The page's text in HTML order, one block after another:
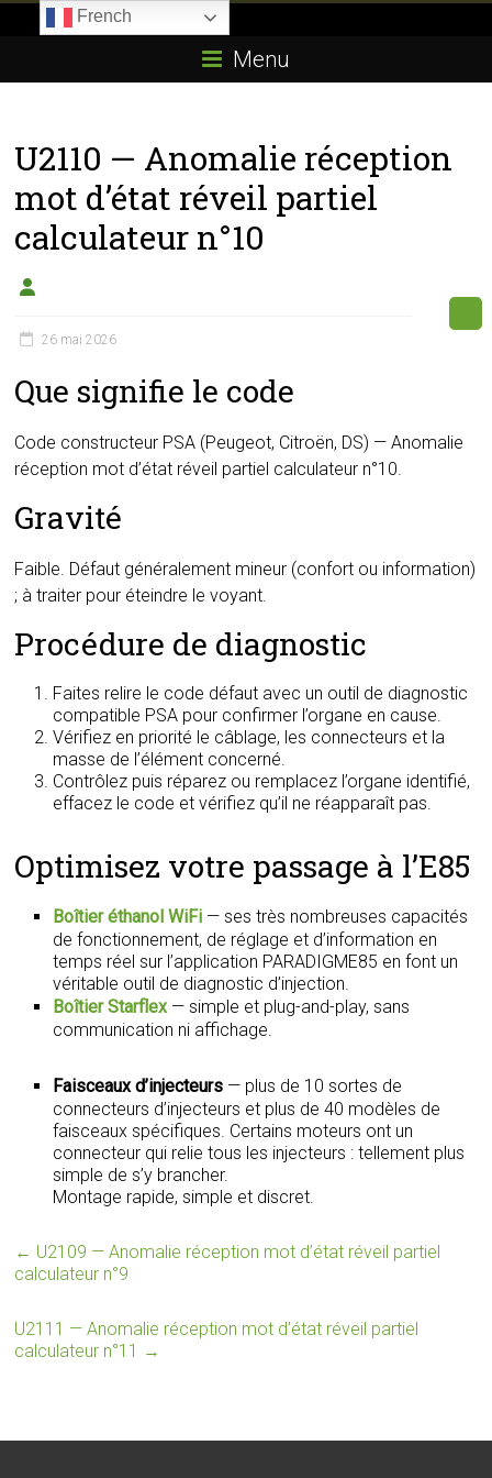
E85.com
passion
boîtier
éthanol
Menu
U2110 — Anomalie réception
mot d’état réveil partiel
calculateur n°10
26 mai 2026
Que signifie le code
Code constructeur PSA (Peugeot, Citroën, DS) — Anomalie
réception mot d’état réveil partiel calculateur n°10.
Gravité
Faible. Défaut généralement mineur (confort ou information)
; à traiter pour éteindre le voyant.
Procédure de diagnostic
Faites relire le code défaut avec un outil de diagnostic
compatible PSA pour confirmer l’organe en cause.
Vérifiez en priorité le câblage, les connecteurs et la
masse de l’élément concerné.
Contrôlez puis réparez ou remplacez l’organe identifié,
effacez le code et vérifiez qu’il ne réapparaît pas.
Optimisez votre passage à l’E85
Boîtier éthanol WiFi — ses très nombreuses capacités
de fonctionnement, de réglage et d’information en
temps réel sur l’application PARADIGME85 en font un
véritable outil de diagnostic d’injection.
Boîtier Starflex— simple et plug-and-play, sans
communication ni affichage.
Faisceaux d’injecteurs — plus de 10 sortes de
connecteurs d’injecteurs et plus de 40 modèles de
faisceaux spécifiques. Certains moteurs ont un
connecteur qui relie tous les injecteurs : tellement plus
simple de s’y brancher.
Montage rapide, simple et discret.
← U2109 — Anomalie réception mot d’état réveil partiel
calculateur n°9
U2111 — Anomalie réception mot d’état réveil partiel
calculateur n°11 →
French